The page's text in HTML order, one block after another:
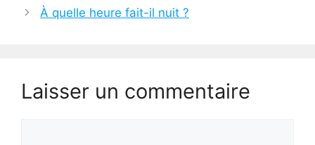
À quelle heure fait-il nuit ?
Laisser un commentaire